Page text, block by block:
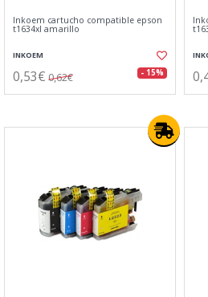
Inkoem cartucho compatible epson
t1634xl amarillo
INKOEM
0,53€ 0,62€ - 15%